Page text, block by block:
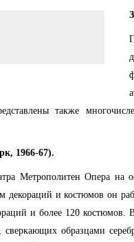
также
1966-67).
Метрополитен Опера
и костюмов он
и более 120 костюмов.
образцами